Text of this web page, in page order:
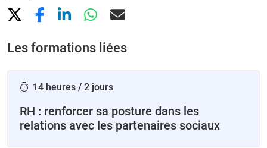
Les formations liées
14 heures / 2 jours
RH : renforcer sa posture dans les
relations avec les partenaires sociaux